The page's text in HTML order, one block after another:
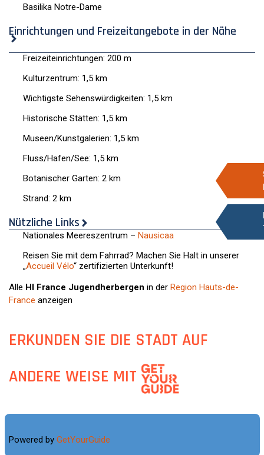
Basilika Notre-Dame
Einrichtungen und Freizeitangebote in der Nähe
Freizeiteinrichtungen: 200 m
Kulturzentrum: 1,5 km
Wichtigste Sehenswürdigkeiten: 1,5 km
Historische Stätten: 1,5 km
Museen/Kunstgalerien: 1,5 km
Fluss/Hafen/See: 1,5 km
Botanischer Garten: 2 km
Strand: 2 km
Nützliche Links
Nationales Meereszentrum – Nausicaa
Reisen Sie mit dem Fahrrad? Machen Sie Halt in unserer
„Accueil Vélo“ zertifizierten Unterkunft!
Alle HI France Jugendherbergen in der Region Hauts-de-
France anzeigen
ERKUNDEN SIE DIE STADT AUF
ANDERE WEISE MIT
Powered by GetYourGuide